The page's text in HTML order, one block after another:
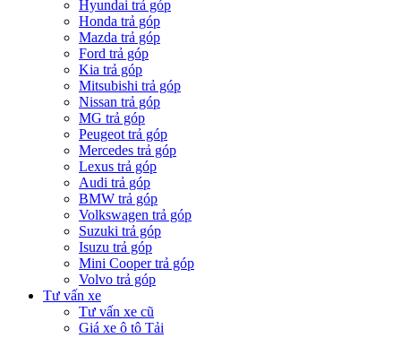
Hyundai trả góp
Honda trả góp
Mazda trả góp
Ford trả góp
Kia trả góp
Mitsubishi trả góp
Nissan trả góp
MG trả góp
Peugeot trả góp
Mercedes trả góp
Lexus trả góp
Audi trả góp
BMW trả góp
Volkswagen trả góp
Suzuki trả góp
Isuzu trả góp
Mini Cooper trả góp
Volvo trả góp
Tư vấn xe
Tư vấn xe cũ
Giá xe ô tô Tải